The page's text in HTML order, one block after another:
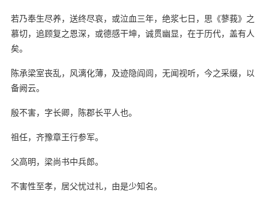
若乃奉生尽养，送终尽哀，或泣血三年，绝浆七日，思《蓼莪》之
慕切，追顾复之恩深，或德感干坤，诚贯幽显，在于历代，盖有人
矣。
陈承梁室丧乱，风漓化薄，及迹隐阎闾，无闻视听，今之采缀，以
备阙云。
殷不害，字长卿，陈郡长平人也。
祖任，齐豫章王行参军。
父高明，梁尚书中兵郎。
不害性至孝，居父忧过礼，由是少知名。